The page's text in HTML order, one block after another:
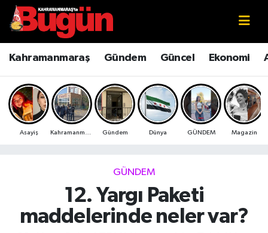
Kahramanmaraş Gündem Güncel Ekonomi
Asayiş Gündem Dünya GÜNDEM Magazin
GÜNDEM
12. Yargı Paketi
maddelerinde neler var?
Kahramanmaraş
Kahramanmaraş Sokak Röportajları
Bilim ve Teknoloji
Çevre
Ekonomi
Kahramanmaraş Nöbetçi Eczaneler
Kahramanmaraş Hava Durumu
Kahramanmaraş Namaz Vakitleri
Kahramanmaraş Trafik Yoğunluk Haritası
Süper Lig Puan Durumu ve Fikstür
Tüm Manşetler